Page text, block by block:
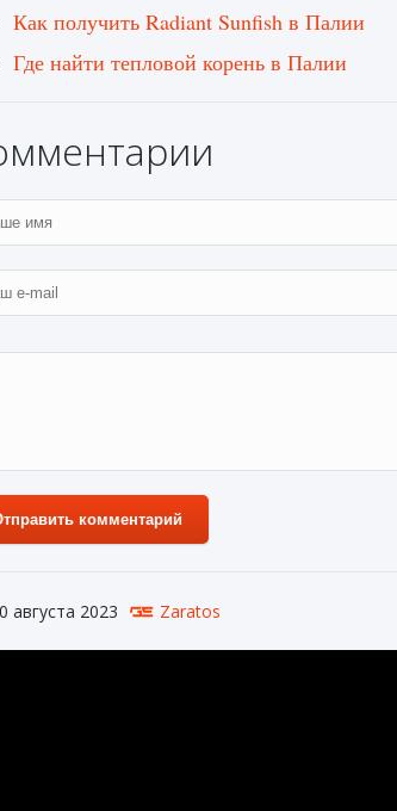
Как получить Radiant Sunfish в Палии
Где найти тепловой корень в Палии
комментарий
августа 2023 Zaratos